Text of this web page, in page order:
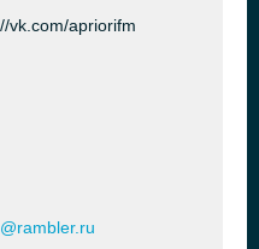
vk.com/apriorifm